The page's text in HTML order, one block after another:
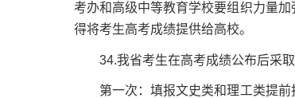
考办和高级中等教育学校要组织力量
得将考生高考成绩提供给高校。
34.我省考生在高考成绩公布后采取
第一次：填报文史类和理工类提前